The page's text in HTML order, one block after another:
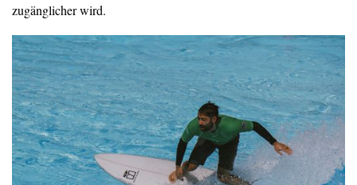
zugänglicher wird.